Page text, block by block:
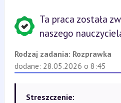
Ta praca została
naszego
Rodzaj zadania: Rozprawka
dodane: 28.05.2026 o 8:45
Streszczenie: